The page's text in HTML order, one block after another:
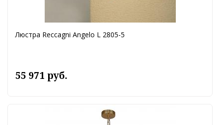
Люстра Reccagni Angelo L 2805-5
55 971 руб.